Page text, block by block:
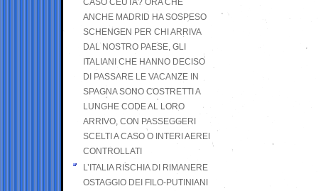
CASO CEUTA? ORA CHE
ANCHE MADRID HA SOSPESO
SCHENGEN PER CHI ARRIVA
DAL NOSTRO PAESE, GLI
ITALIANI CHE HANNO DECISO
DI PASSARE LE VACANZE IN
SPAGNA SONO COSTRETTI A
LUNGHE CODE AL LORO
ARRIVO, CON PASSEGGERI
SCELTI A CASO O INTERI AEREI
CONTROLLATI
L’ITALIA RISCHIA DI RIMANERE
OSTAGGIO DEI FILO-PUTINIANI